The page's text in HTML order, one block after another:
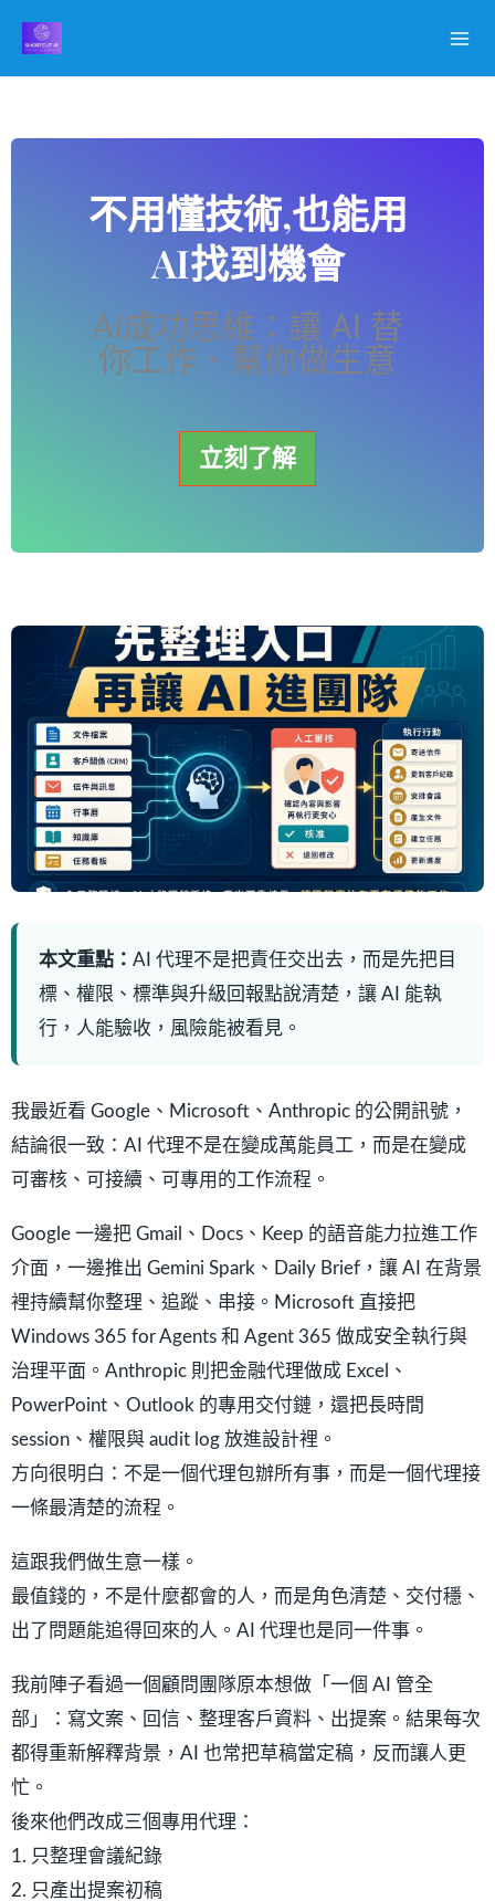
主
不用懂技術,也能用
AI找到機會
AI成功思維：讓 AI 替
你工作、幫你做生意
立刻了解
本文重點： AI 代理不是把責任交出去，而是先把目
標、權限、標準與升級回報點說清楚，讓 AI 能執
行，人能驗收，風險能被看見。
我最近看 Google、Microsoft、Anthropic 的公開訊號，
結論很一致：AI 代理不是在變成萬能員工，而是在變成
可審核、可接續、可專用的工作流程。
Google 一邊把 Gmail、Docs、Keep 的語音能力拉進工作
介面，一邊推出 Gemini Spark、Daily Brief，讓 AI 在背景
裡持續幫你整理、追蹤、串接。Microsoft 直接把
Windows 365 for Agents 和 Agent 365 做成安全執行與
治理平面。Anthropic 則把金融代理做成 Excel、
PowerPoint、Outlook 的專用交付鏈，還把長時間
session、權限與 audit log 放進設計裡。
方向很明白：不是一個代理包辦所有事，而是一個代理接
一條最清楚的流程。
這跟我們做生意一樣。
最值錢的，不是什麼都會的人，而是角色清楚、交付穩、
出了問題能追得回來的人。AI 代理也是同一件事。
我前陣子看過一個顧問團隊原本想做「一個 AI 管全
部」：寫文案、回信、整理客戶資料、出提案。結果每次
都得重新解釋背景，AI 也常把草稿當定稿，反而讓人更
忙。
後來他們改成三個專用代理：
1. 只整理會議紀錄
2. 只產出提案初稿